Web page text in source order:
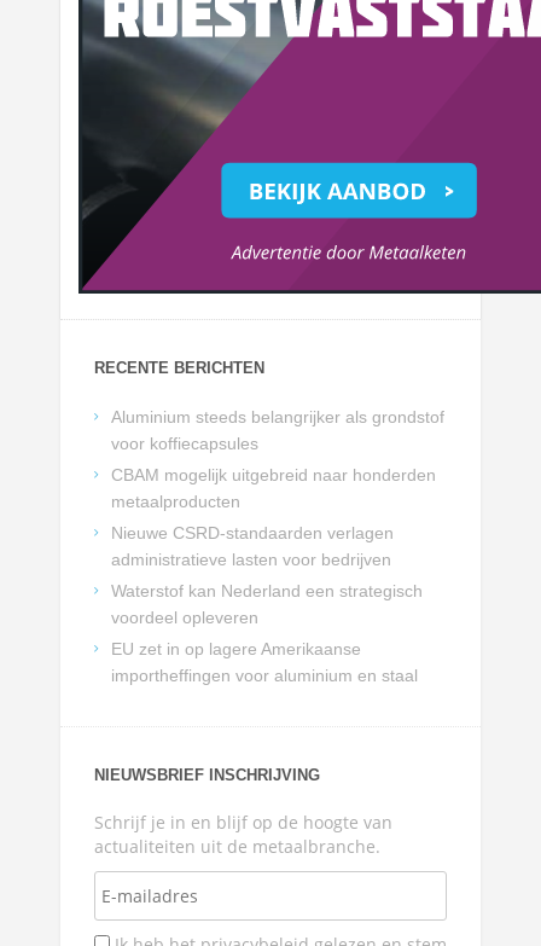
RECENTE BERICHTEN
Aluminium steeds belangrijker als grondstof
voor koffiecapsules
CBAM mogelijk uitgebreid naar honderden
metaalproducten
Nieuwe CSRD-standaarden verlagen
administratieve lasten voor bedrijven
Waterstof kan Nederland een strategisch
voordeel opleveren
EU zet in op lagere Amerikaanse
importheffingen voor aluminium en staal
NIEUWSBRIEF INSCHRIJVING
Schrijf je in en blijf op de hoogte van
actualiteiten uit de metaalbranche.